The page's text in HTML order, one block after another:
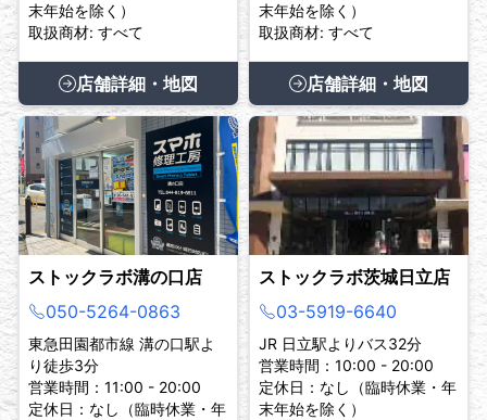
末年始を除く）
取扱商材: すべて
店舗詳細・地図
末年始を除く）
取扱商材: すべて
店舗詳細・地図
ストックラボ溝の口店
050-5264-0863
東急田園都市線 溝の口駅よ
り徒歩3分
営業時間：11:00 - 20:00
定休日：なし（臨時休業・年
ストックラボ茨城日立店
03-5919-6640
JR 日立駅よりバス32分
営業時間：10:00 - 20:00
定休日：なし（臨時休業・年
末年始を除く）